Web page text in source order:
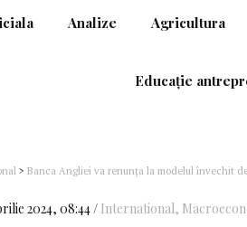
Analize Agricultura
Educație
> Banca Angliei va renunţa la modelul învechit
2024, 08:44 International,